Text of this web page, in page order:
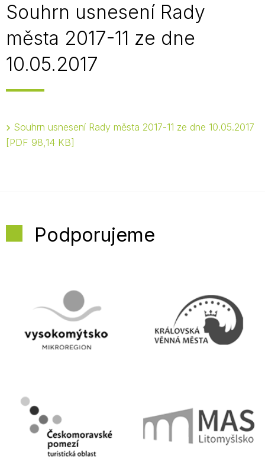
Souhrn usnesení Rady
města 2017-11 ze dne
10.05.2017
Souhrn usnesení Rady města 2017-11 ze dne 10.05.2017
PDF 98,14 KB
Podporujeme